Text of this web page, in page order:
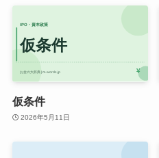
仮条件
2026年5月11日